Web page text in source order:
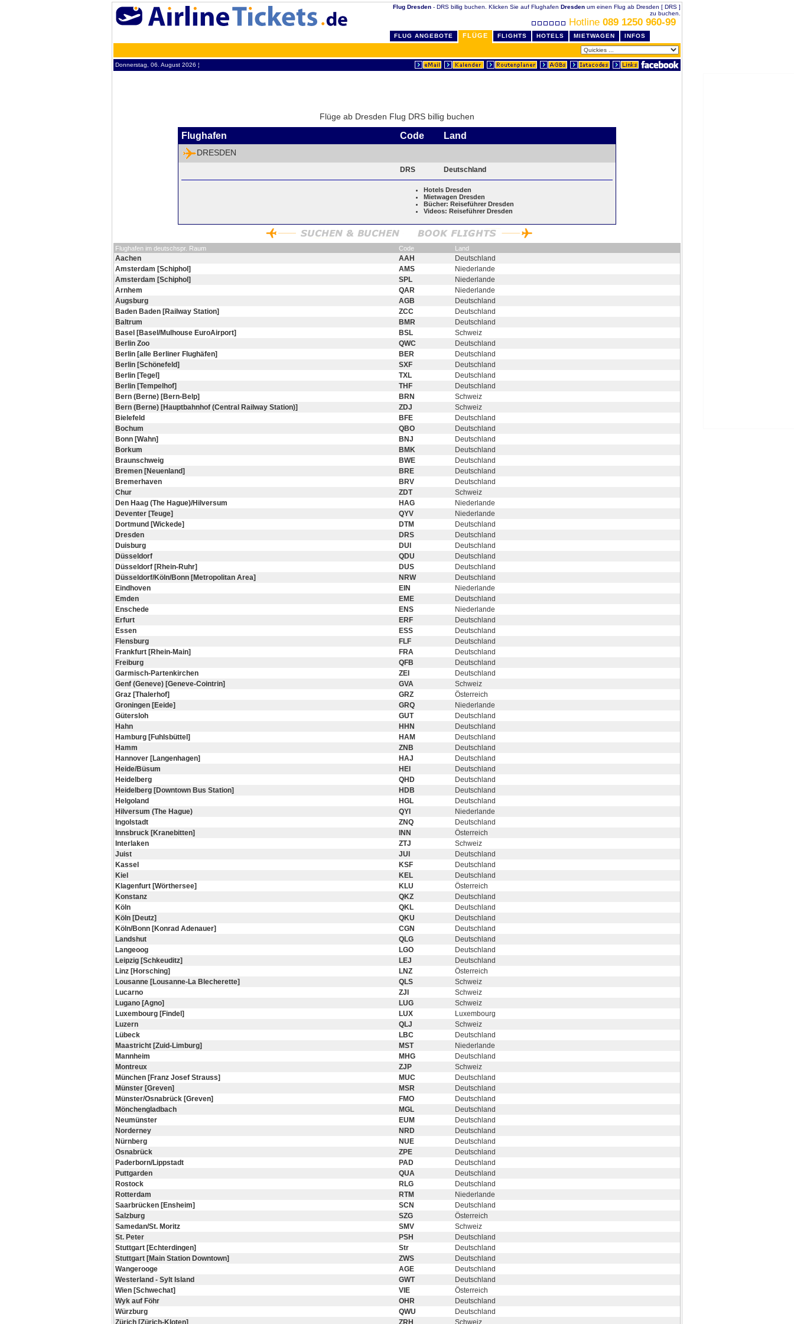
Flug Dresden - DRS billig buchen. Klicken Sie auf Flughafen Dresden um einen Flug ab Dresden [ DRS ]
zu buchen.
Hotline 089 1250 960-99
FLUG ANGEBOTE FLÜGE FLIGHTS HOTELS MIETWAGEN INFOS
Donnerstag, 06. August 2026 ¦
Flüge ab Dresden Flug DRS billig buchen
Flughafen Code Land
DRESDEN
DRS Deutschland
Hotels Dresden
Mietwagen Dresden
Bücher: Reiseführer Dresden
Videos: Reiseführer Dresden
Flughafen im deutschspr. Raum Code Land
Aachen AAH
Deutschland
Amsterdam [Schiphol]
AMS
Niederlande
Amsterdam [Schiphol]
SPL
Niederlande
Arnhem
QAR
Niederlande
Augsburg
AGB
Deutschland
Baden Baden [Railway Station]
ZCC
Deutschland
Baltrum
BMR
Deutschland
Basel [Basel/Mulhouse EuroAirport]
BSL
Schweiz
Berlin Zoo
QWC
Deutschland
Berlin [alle Berliner Flughäfen]
BER
Deutschland
Berlin [Schönefeld]
SXF
Deutschland
Berlin [Tegel]
TXL
Deutschland
Berlin [Tempelhof]
THF
Deutschland
Bern (Berne) [Bern-Belp]
BRN
Schweiz
Bern (Berne) [Hauptbahnhof (Central Railway Station)]
ZDJ
Schweiz
Bielefeld
BFE
Deutschland
Bochum
QBO
Deutschland
Bonn [Wahn]
BNJ
Deutschland
Borkum
BMK
Deutschland
Braunschweig
BWE
Deutschland
Bremen [Neuenland]
BRE
Deutschland
Bremerhaven
BRV
Deutschland
Chur
ZDT
Schweiz
Den Haag (The Hague)/Hilversum
HAG
Niederlande
Deventer [Teuge]
QYV
Niederlande
Dortmund [Wickede]
DTM
Deutschland
Dresden
DRS
Deutschland
Duisburg
DUI
Deutschland
Düsseldorf
QDU
Deutschland
Düsseldorf [Rhein-Ruhr]
DUS
Deutschland
Düsseldorf/Köln/Bonn [Metropolitan Area]
NRW
Deutschland
Eindhoven
EIN
Niederlande
Emden
EME
Deutschland
Enschede
ENS
Niederlande
Erfurt
ERF
Deutschland
Essen
ESS
Deutschland
Flensburg
FLF
Deutschland
Frankfurt [Rhein-Main]
FRA
Deutschland
Freiburg
QFB
Deutschland
Garmisch-Partenkirchen
ZEI
Deutschland
Genf (Geneve) [Geneve-Cointrin]
GVA
Schweiz
Graz [Thalerhof]
GRZ
Österreich
Groningen [Eeide]
GRQ
Niederlande
Gütersloh
GUT
Deutschland
Hahn
HHN
Deutschland
Hamburg [Fuhlsbüttel]
HAM
Deutschland
Hamm
ZNB
Deutschland
Hannover [Langenhagen]
HAJ
Deutschland
Heide/Büsum
HEI
Deutschland
Heidelberg
QHD
Deutschland
Heidelberg [Downtown Bus Station]
HDB
Deutschland
Helgoland
HGL
Deutschland
Hilversum (The Hague)
QYI
Niederlande
Ingolstadt
ZNQ
Deutschland
Innsbruck [Kranebitten]
INN
Österreich
Interlaken
ZTJ
Schweiz
Juist
JUI
Deutschland
Kassel
KSF
Deutschland
Kiel
KEL
Deutschland
Klagenfurt [Wörthersee]
KLU
Österreich
Konstanz
QKZ
Deutschland
Köln
QKL
Deutschland
Köln [Deutz]
QKU
Deutschland
Köln/Bonn [Konrad Adenauer]
CGN
Deutschland
Landshut
QLG
Deutschland
Langeoog
LGO
Deutschland
Leipzig [Schkeuditz]
LEJ
Deutschland
Linz [Horsching]
LNZ
Österreich
Lousanne [Lousanne-La Blecherette]
QLS
Schweiz
Lucarno
ZJI
Schweiz
Lugano [Agno]
LUG
Schweiz
Luxembourg [Findel]
LUX
Luxembourg
Luzern
QLJ
Schweiz
Lübeck
LBC
Deutschland
Maastricht [Zuid-Limburg]
MST
Niederlande
Mannheim
MHG
Deutschland
Montreux
ZJP
Schweiz
München [Franz Josef Strauss]
MUC
Deutschland
Münster [Greven]
MSR
Deutschland
Münster/Osnabrück [Greven]
FMO
Deutschland
Mönchengladbach
MGL
Deutschland
Neumünster
EUM
Deutschland
Norderney
NRD
Deutschland
Nürnberg
NUE
Deutschland
Osnabrück
ZPE
Deutschland
Paderborn/Lippstadt
PAD
Deutschland
Puttgarden
QUA
Deutschland
Rostock
RLG
Deutschland
Rotterdam
RTM
Niederlande
Saarbrücken [Ensheim]
SCN
Deutschland
Salzburg
SZG
Österreich
Samedan/St. Moritz
SMV
Schweiz
St. Peter
PSH
Deutschland
Stuttgart [Echterdingen]
Str
Deutschland
Stuttgart [Main Station Downtown]
ZWS
Deutschland
Wangerooge
AGE
Deutschland
Westerland - Sylt Island
GWT
Deutschland
Wien [Schwechat]
VIE
Österreich
Wyk auf Föhr
OHR
Deutschland
Würzburg
QWU
Deutschland
Zürich [Zürich-Kloten]
ZRH Schweiz